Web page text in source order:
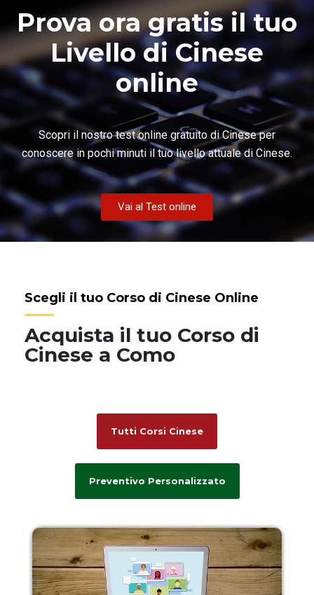
Prova ora gratis il tuo
Livello di Cinese
online
Scopri il nostro test online gratuito di Cinese per
conoscere in pochi minuti il tuo livello attuale di Cinese.
Vai al Test online
Acquista il tuo Corso di
Cinese a Como
Scegli il tuo Corso di Cinese Online
Tutti Corsi Cinese
Preventivo Personalizzato